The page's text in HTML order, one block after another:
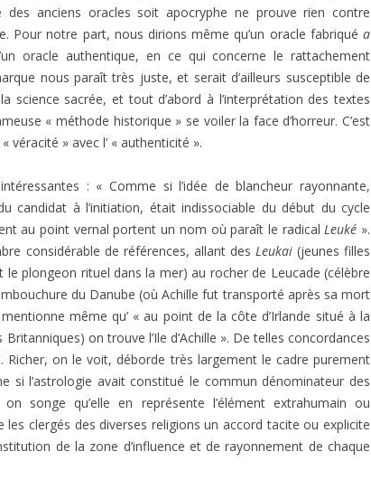
anciens oracles soit apocryphe ne prouve rien contre
Pour notre part, nous dirions même qu’un oracle fabriquéa
oracle authentique, en ce qui concerne le rattachement
nous paraît très juste, et serait d’ailleurs susceptible de
science sacrée, et tout d’abord à l’interprétation des textes
« méthode historique » se voiler la face d’horreur. C’est
» avec l’ « authenticité ».
: « Comme si l’idée de blancheur rayonnante,
candidat à l’initiation, était indissociable du début du cycle
au point vernal portent un nom où paraît le radicalLeuké ».
considérable de références, allant des Leukai(jeunes filles
le plongeon rituel dans la mer) au rocher de Leucade (célèbre
du Danube (où Achille fut transporté après sa mort
même qu’ « au point de la côte d’Irlande situé à la
on trouve l’Ile d’Achille ». De telles concordances
Richer, on le voit, déborde très largement le cadre purement
si l’astrologie avait constitué le commun dénominateur des
songe qu’elle en représente l’élément extrahumain ou
clergés des diverses religions un accord tacite ou explicite
de la zone d’influence et de rayonnement de chaque